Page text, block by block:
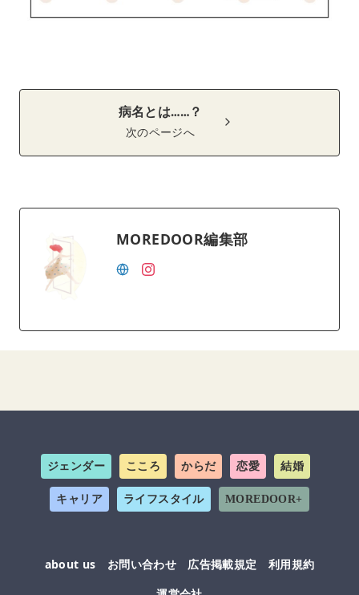
病名とは……？
次のページへ
MOREDOOR編集部
ジェンダー こころ からだ 恋愛 結婚
キャリア ライフスタイル MOREDOOR+
about us お問い合わせ 広告掲載規定
利用規約